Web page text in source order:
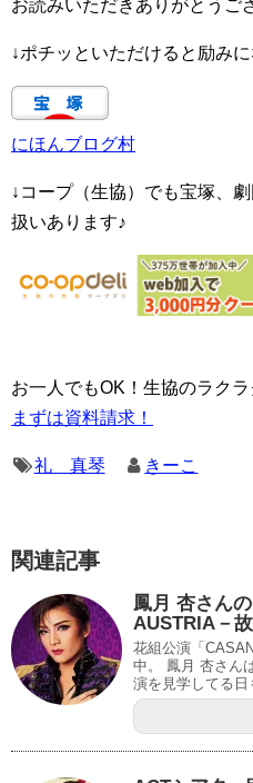
お読みいただきありがとうご
↓ポチッといただけると励み
にほんブログ村
↓コープ（生協）でも宝塚、
扱いあります♪
お一人でもOK！生協のラク
まずは資料請求！
礼 真琴 きーこ
関連記事
鳳月 杏さん
AUSTRIA－
花組公演「
中。 鳳月 杏さん
演を見学してる日